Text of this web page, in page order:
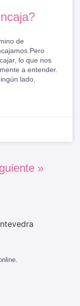
de
lo que nos
a entender.
lado,
»